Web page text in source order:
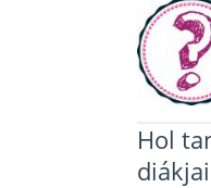
Hol